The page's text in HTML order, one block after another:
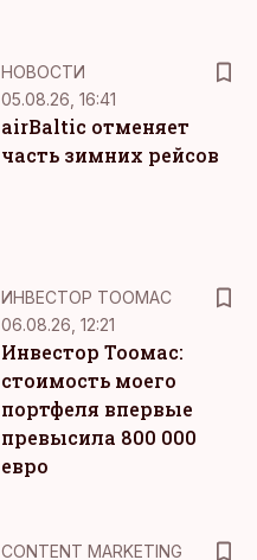
НОВОСТИ
05.08.26, 16:41
airBaltic отменяет
часть зимних рейсов
ИНВЕСТОР ТООМАС
06.08.26, 12:21
Инвестор Тоомас:
стоимость моего
портфеля впервые
превысила 800 000
евро
CONTENT MARKETING